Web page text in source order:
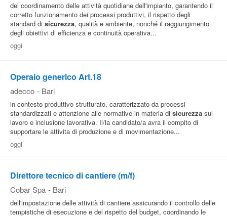
del coordinamento delle attività quotidiane dell'impianto, garantendo il
corretto funzionamento dei processi produttivi, il rispetto degli
standard di sicurezza, qualità e ambiente, nonché il raggiungimento
degli obiettivi di efficienza e continuità operativa...
oggi
Operaio generico Art.18
adecco - Bari
in contesto produttivo strutturato, caratterizzato da processi
standardizzati e attenzione alle normative in materia di sicurezza sul
lavoro e inclusione lavorativa. Il/la candidato/a avra il compito di
supportare le attivita di produzione e di movimentazione...
oggi
Direttore tecnico di cantiere (m/f)
Cobar Spa - Bari
dell'impostazione delle attività di cantiere assicurando il controllo delle
tempistiche di esecuzione e del rispetto del budget, coordinando le